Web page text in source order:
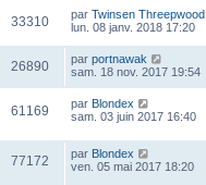
33310 par Twinsen Threepwood
lun. 08 janv. 2018 17:20
26890 par portnawak
sam. 18 nov. 2017 19:54
61169 par Blondex
sam. 03 juin 2017 16:40
77172 par Blondex
ven. 05 mai 2017 18:20